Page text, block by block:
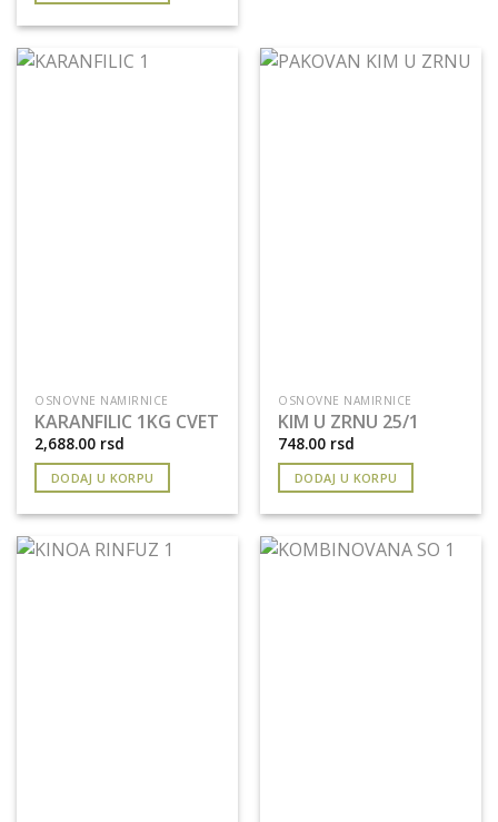
OSNOVNE NAMIRNICE
KARANFILIC 1KG CVET
2,688.00 rsd
DODAJ U KORPU
OSNOVNE NAMIRNICE
KIM U ZRNU 25/1
748.00 rsd
DODAJ U KORPU